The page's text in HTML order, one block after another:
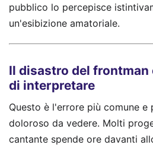
pubblico lo percepisce
un'esibizione amatoriale.
Il disastro del frontman
di interpretare
Questo è l'errore più comune e
doloroso da vedere. Molti
cantante spende ore davanti